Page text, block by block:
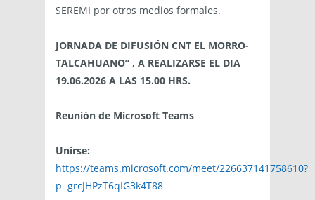
SEREMI por otros medios formales.
JORNADA DE DIFUSIÓN CNT EL MORRO-
TALCAHUANO” , A REALIZARSE EL DIA
19.06.2026 A LAS 15.00 HRS.
Reunión de Microsoft Teams
Unirse:
https://teams.microsoft.com/meet/226637141758610?
p=grcJHPzT6qIG3k4T88